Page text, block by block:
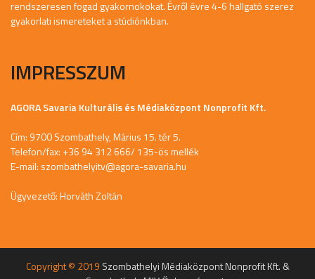
rendszeresen fogad gyakornokokat. Évről évre 4-6 hallgató szerez
gyakorlati ismereteket a stúdiónkban.
IMPRESSZUM
AGORA Savaria Kulturális és Médiaközpont Nonprofit Kft.
Cím: 9700 Szombathely, Márius 15. tér 5.
Telefon/fax: +36 94 312 666/ 135-ös mellék
E-mail: szombathelyitv@agora-savaria.hu
Ügyvezető: Horváth Zoltán
Copyright © 2019 Szombathelyi Médiaközpont Nonprofit Kft. &